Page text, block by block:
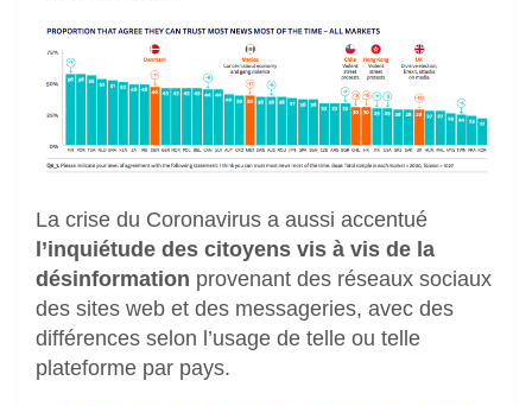
La crise du Coronavirus a aussi accentué
l’inquiétude des citoyens vis à vis de la
désinformation provenant des réseaux sociaux
des sites web et des messageries, avec des
différences selon l’usage de telle ou telle
plateforme par pays.